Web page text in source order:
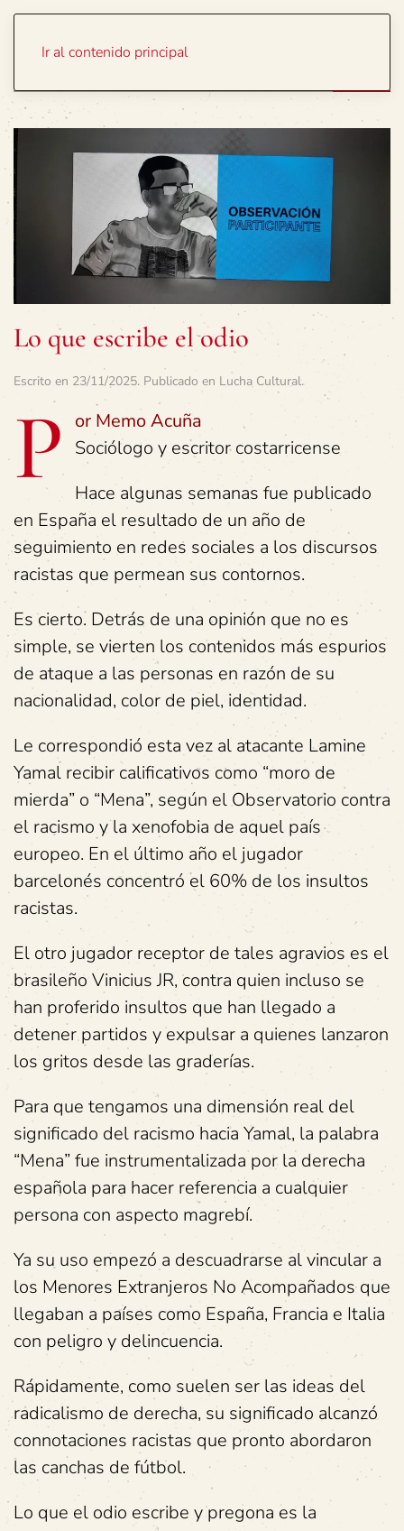
Ir al contenido principal
Lo que escribe el odio
Escrito en 23/11/2025. Publicado en Lucha Cultural.
P or Memo Acuña
Sociólogo y escritor costarricense
Hace algunas semanas fue publicado
en España el resultado de un año de
seguimiento en redes sociales a los discursos
racistas que permean sus contornos.
Es cierto. Detrás de una opinión que no es
simple, se vierten los contenidos más espurios
de ataque a las personas en razón de su
nacionalidad, color de piel, identidad.
Le correspondió esta vez al atacante Lamine
Yamal recibir calificativos como “moro de
mierda” o “Mena”, según el Observatorio contra
el racismo y la xenofobia de aquel país
europeo. En el último año el jugador
barcelonés concentró el 60% de los insultos
racistas.
El otro jugador receptor de tales agravios es el
brasileño Vinicius JR, contra quien incluso se
han proferido insultos que han llegado a
detener partidos y expulsar a quienes lanzaron
los gritos desde las graderías.
Para que tengamos una dimensión real del
significado del racismo hacia Yamal, la palabra
“Mena” fue instrumentalizada por la derecha
española para hacer referencia a cualquier
persona con aspecto magrebí.
Ya su uso empezó a descuadrarse al vincular a
los Menores Extranjeros No Acompañados que
llegaban a países como España, Francia e Italia
con peligro y delincuencia.
Rápidamente, como suelen ser las ideas del
radicalismo de derecha, su significado alcanzó
connotaciones racistas que pronto abordaron
las canchas de fútbol.
Lo que el odio escribe y pregona es la